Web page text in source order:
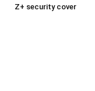
Z+ security cover